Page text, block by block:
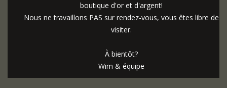
boutique d'or et d'argent!
Nous ne travaillons PAS sur rendez-vous, vous êtes libre de
visiter.
À bientôt?
Wim & équipe